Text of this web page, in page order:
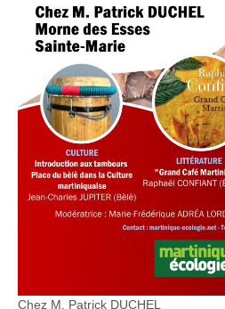
Chez M. Patrick DUCHEL